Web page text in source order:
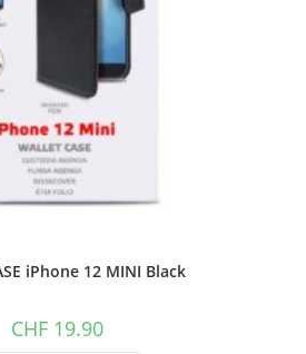
iPhone 12 MINI Black
CHF19.90